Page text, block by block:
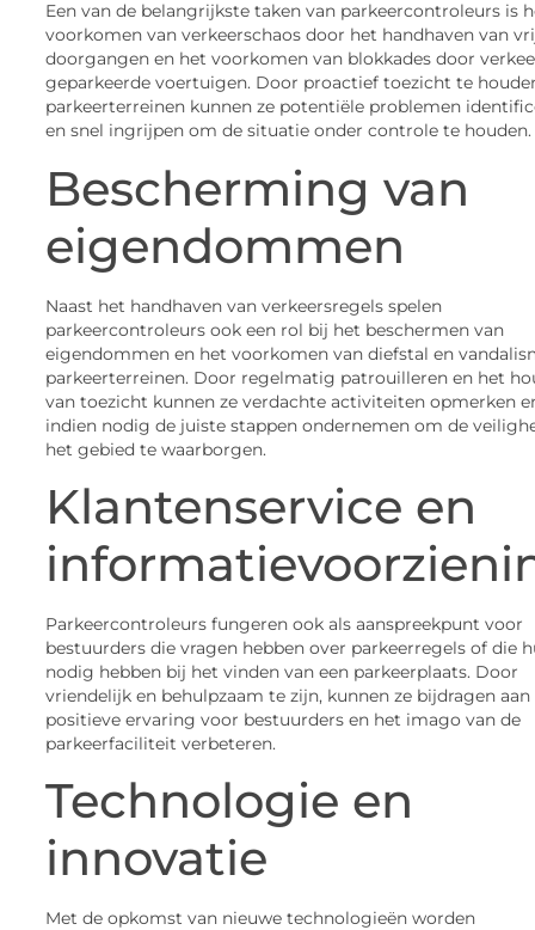
Een van de belangrijkste taken van parkeercontroleurs is
voorkomen van verkeerschaos door het handhaven van
doorgangen en het voorkomen van blokkades door
geparkeerde voertuigen. Door proactief toezicht te
parkeerterreinen kunnen ze potentiële problemen
en snel ingrijpen om de situatie onder controle te houden.
Bescherming van
eigendommen
Naast het handhaven van verkeersregels spelen
parkeercontroleurs ook een rol bij het beschermen van
eigendommen en het voorkomen van diefstal en
parkeerterreinen. Door regelmatig patrouilleren en het
van toezicht kunnen ze verdachte activiteiten opmerken
indien nodig de juiste stappen ondernemen om de
het gebied te waarborgen.
Klantenservice en
Parkeercontroleurs fungeren ook als aanspreekpunt voor
bestuurders die vragen hebben over parkeerregels of die
nodig hebben bij het vinden van een parkeerplaats. Door
vriendelijk en behulpzaam te zijn, kunnen ze bijdragen aan
positieve ervaring voor bestuurders en het imago van de
parkeerfaciliteit verbeteren.
Technologie en
innovatie
Met de opkomst van nieuwe technologieën worden